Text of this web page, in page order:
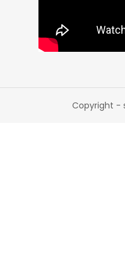
Copyright -